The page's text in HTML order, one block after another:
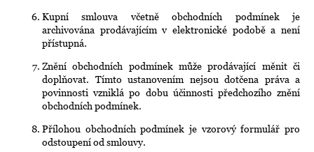
Kupní smlouva včetně obchodních podmínek je
archivována prodávajícím v elektronické podobě a není
přístupná.
Znění obchodních podmínek může prodávající měnit či
doplňovat. Tímto ustanovením nejsou dotčena práva a
povinnosti vzniklá po dobu účinnosti předchozího znění
obchodních podmínek.
Přílohou obchodních podmínek je vzorový formulář pro
odstoupení od smlouvy.